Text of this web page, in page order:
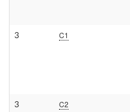
3 C1
3 C2